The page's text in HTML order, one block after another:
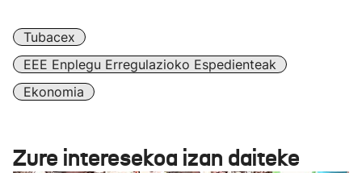
Tubacex
EEE Enplegu Erregulazioko Espedienteak
Ekonomia
Zure interesekoa izan daiteke